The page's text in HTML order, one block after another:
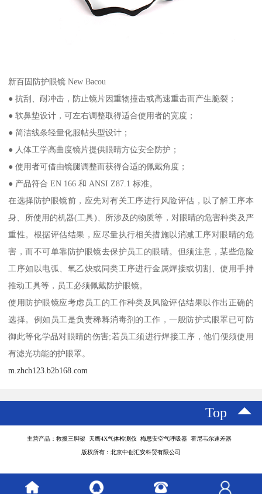
新百固防护眼镜 New Bacou
● 抗刮、耐冲击，防止镜片因重物撞击或高速重击而产生脆裂；
● 软鼻垫设计，可左右调整取得适合使用者的宽度；
● 简洁线条轻量化服帖头型设计；
● 人体工学高曲度镜片提供眼睛方位安全防护；
● 使用者可借由镜腿调整而获得合适的佩戴角度；
● 产品符合 EN 166 和 ANSI Z87.1 标准。
在选择防护眼镜前，应先对有关工序进行风险评估，以了解工序本
身、所使用的机器(工具)、所涉及的物质等，对眼睛的危害种类及严
重性。根据评估结果，应尽量执行相关措施以消减工序对眼睛的危
害，而不可单靠防护眼镜去保护员工的眼睛。但须注意，某些危险
工序如以电弧、氧乙炔或同类工序进行金属焊接或切割、使用手持
推动工具等，员工必须佩戴防护眼镜。
使用防护眼镜应考虑员工的工作种类及风险评估结果以作出正确的
选择。例如员工是负责稀释消毒剂的工作，一般防护式眼罩已可防
御此等化学品对眼睛的伤害;若员工须进行焊接工序，他们便须使用
有滤光功能的护眼罩。
m.zhch123.b2b168.com
Top
主营产品：救援三脚架 天鹰4X气体检测仪 梅思安空气呼吸器 霍尼韦尔速差器
版权所有：北京中创汇安科贸有限公司